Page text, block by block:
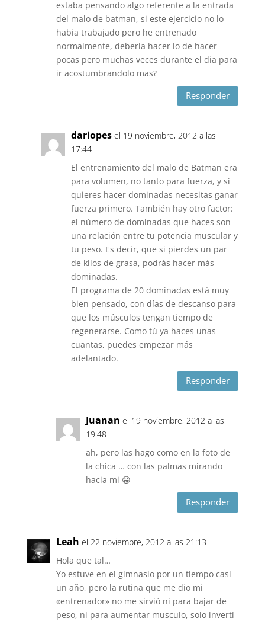
estaba pensando algo referente a la entrada
del malo de batman, si este ejercicio no lo
habia trabajado pero he entrenado
normalmente, deberia hacer lo de hacer
pocas pero muchas veces durante el dia para
ir acostumbrandolo mas?
Responder
dariopes el 19 noviembre, 2012 a las
17:44
El entrenamiento del malo de Batman era
para volumen, no tanto para fuerza, y si
quieres hacer dominadas necesitas ganar
fuerza primero. También hay otro factor:
el número de dominadas que haces son
una relación entre tu potencia muscular y
tu peso. Es decir, que si pierdes un par
de kilos de grasa, podrás hacer más
dominadas.
El programa de 20 dominadas está muy
bien pensado, con días de descanso para
que los músculos tengan tiempo de
regenerarse. Como tú ya haces unas
cuantas, puedes empezar más
adelantado.
Responder
Juanan el 19 noviembre, 2012 a las
19:48
ah, pero las hago como en la foto de
la chica … con las palmas mirando
hacia mi 😀
Responder
Leah el 22 noviembre, 2012 a las 21:13
Hola que tal…
Yo estuve en el gimnasio por un tiempo casi
un año, pero la rutina que me dio mi
«entrenador» no me sirvió ni para bajar de
peso, ni para aumentar musculo, solo invertí